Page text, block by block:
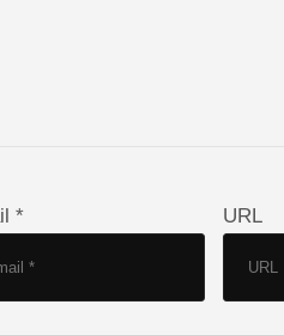
* URL